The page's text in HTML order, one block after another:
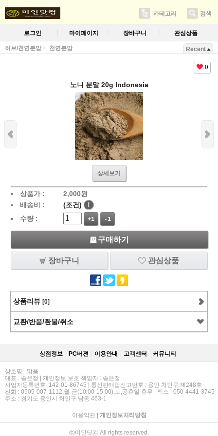
카테고리 검색
로그인 마이페이지 장바구니 관심상품
허브/천연분말 천연분말 Recent
0
노니 분말 20g Indonesia
상세보기
상품가 : 2,000원
배송비 :
(조건)
!
수량 :
+1 -1
구매하기
장바구니 관심상품
상품리뷰 [0]
교환/반품/환불/취소
상점정보 PC버젼 이용안내 고객센터 커뮤니티
상호명 : 맑음
대표 : 송은정 | 개인정보 보호 책임자 : 송은정
사업자등록번호 :142-01-86745 | 통신판매업신고번호 : 용인 처인구 제248호
전화 : 0505-007-1112,월-금(10:00-15:00),토,공휴일 휴무 | 팩스 : 050-4441-3745
주소 : 경기도 용인시 처인구 남동 463-1
이용약관| 개인정보처리방침
ⓒ미인닷컴 All rights reserved.